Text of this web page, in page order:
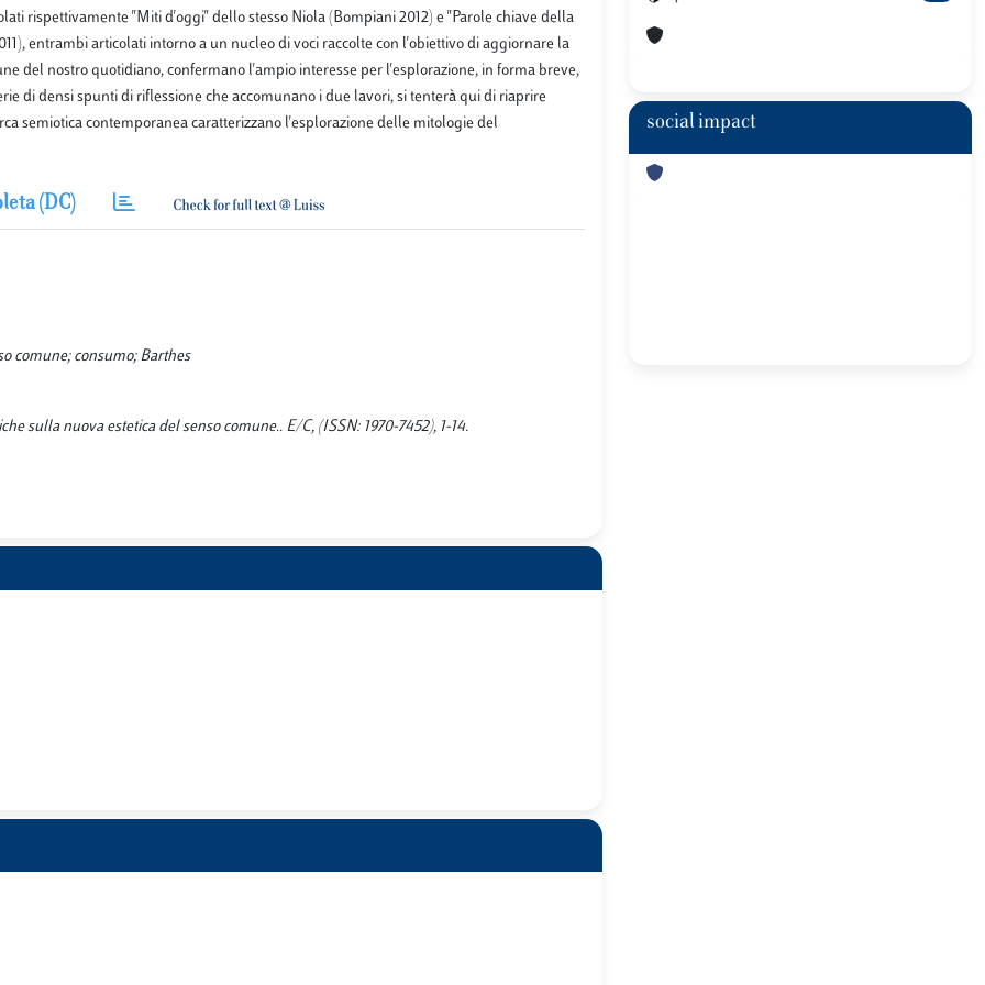
rispettivamente "Miti d'oggi" dello stesso Niola (Bompiani 2012) e "Parole chiave della
entrambi articolati intorno a un nucleo di voci raccolte con l'obiettivo di aggiornare la
del nostro quotidiano, confermano l'ampio interesse per l'esplorazione, in forma breve,
di densi spunti di riflessione che accomunano i due lavori, si tenterà qui di riaprire
semiotica contemporanea caratterizzano l'esplorazione delle mitologie del
(DC)
comune; consumo; Barthes
sulla nuova estetica del senso comune.. E/C, (ISSN: 1970-7452), 1-14.
social impact